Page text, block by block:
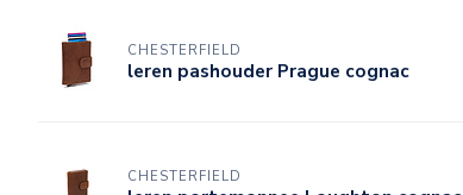
CHESTERFIELD
leren pashouder Prague cognac
CHESTERFIELD